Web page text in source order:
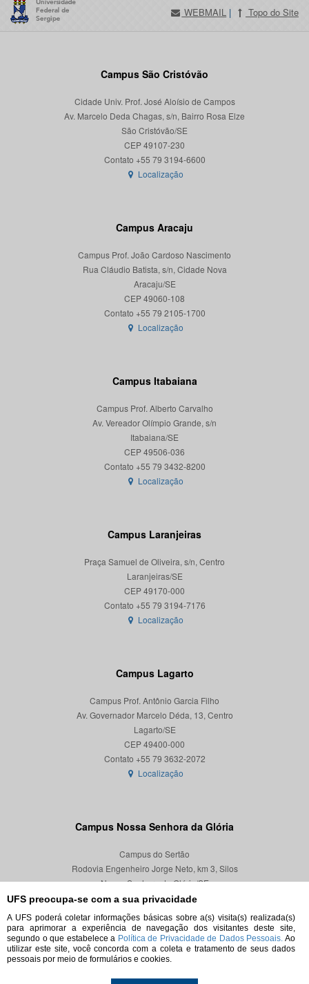
UFS preocupa-se com a sua privacidade
A UFS poderá coletar informações básicas sobre a(s) visita(s) realizada(s)
para aprimorar a experiência de navegação dos visitantes deste site,
segundo o que estabelece a Política de Privacidade de Dados Pessoais. Ao
utilizar este site, você concorda com a coleta e tratamento de seus dados
pessoais por meio de formulários e cookies.
WEBMAIL | Topo do Site
Campus São Cristóvão
Cidade Univ. Prof. José Aloísio de Campos
Av. Marcelo Deda Chagas, s/n, Bairro Rosa Elze
São Cristóvão/SE
CEP 49107-230
Localização
Campus Aracaju
Campus Prof. João Cardoso Nascimento
Rua Cláudio Batista, s/n, Cidade Nova
Aracaju/SE
CEP 49060-108
Localização
Campus Itabaiana
Campus Prof. Alberto Carvalho
Av. Vereador Olímpio Grande, s/n
Itabaiana/SE
CEP 49506-036
Localização
Campus Laranjeiras
Praça Samuel de Oliveira, s/n, Centro
Laranjeiras/SE
CEP 49170-000
Localização
Campus Lagarto
Campus Prof. Antônio Garcia Filho
Av. Governador Marcelo Déda, 13, Centro
Lagarto/SE
CEP 49400-000
Localização
Campus Nossa Senhora da Glória
Campus do Sertão
Rodovia Engenheiro Jorge Neto, km 3, Silos
Nossa Senhora da Glória/SE
CEP 49680-000
Localização